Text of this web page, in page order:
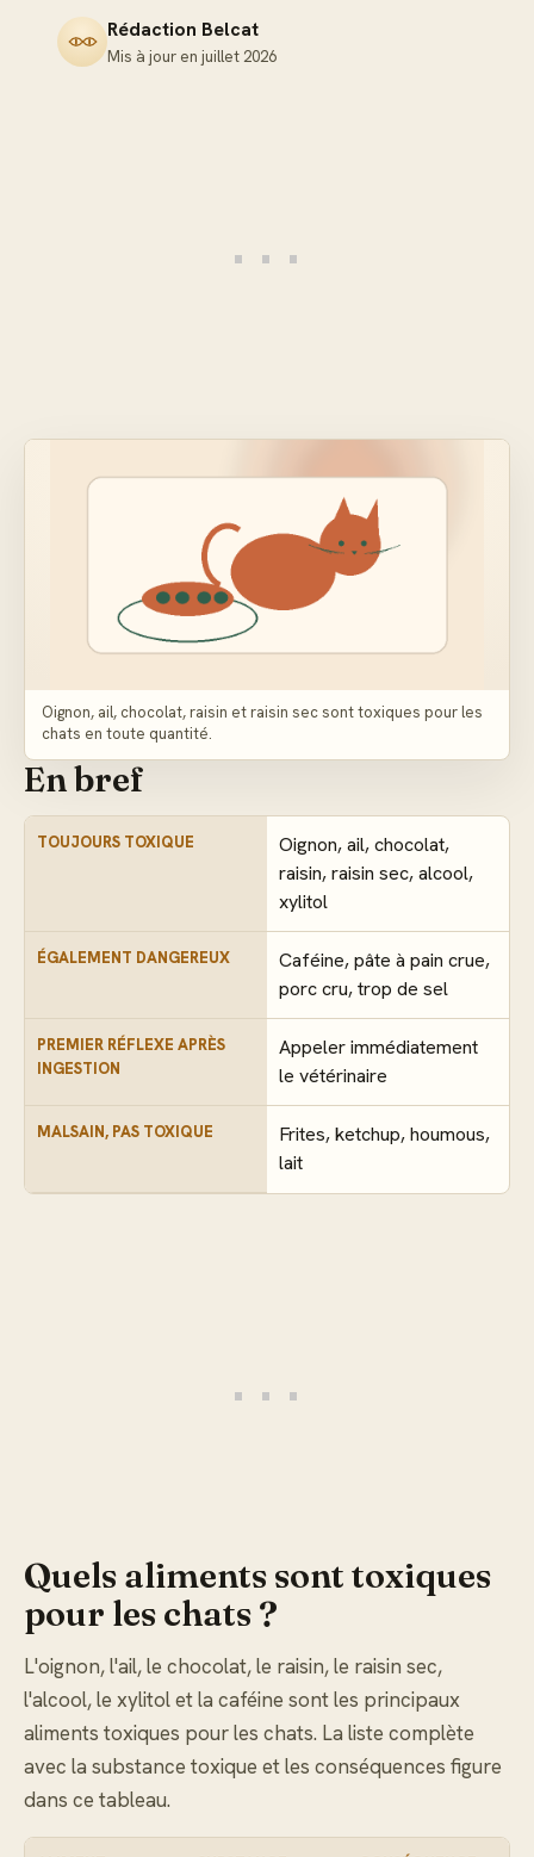
Rédaction Belcat
Mis à jour en juillet 2026
Oignon, ail, chocolat, raisin et raisin sec sont toxiques pour les
chats en toute quantité.
En bref
TOUJOURS TOXIQUE
Oignon, ail, chocolat,
raisin, raisin sec, alcool,
xylitol
ÉGALEMENT DANGEREUX
Caféine, pâte à pain crue,
porc cru, trop de sel
PREMIER RÉFLEXE APRÈS
INGESTION
Appeler immédiatement
le vétérinaire
MALSAIN, PAS TOXIQUE
Frites, ketchup, houmous,
lait
Quels aliments sont toxiques
pour les chats ?
L'oignon, l'ail, le chocolat, le raisin, le raisin sec,
l'alcool, le xylitol et la caféine sont les principaux
aliments toxiques pour les chats. La liste complète
avec la substance toxique et les conséquences figure
dans ce tableau.